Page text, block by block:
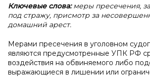
Ключевые слова:меры пресечения,
под стражу, присмотр за
домашний арест.
Мерами пресечения в уголовном
являются предусмотренные УПК РФ
воздействия на обвиняемого либо
выражающиеся в лишении или